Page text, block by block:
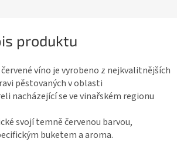
produktu
víno je vyrobeno z nejkvalitnějších
pěstovaných v oblasti
nacházející se ve vinařském regionu
svojí temně červenou barvou,
buketem a aroma.